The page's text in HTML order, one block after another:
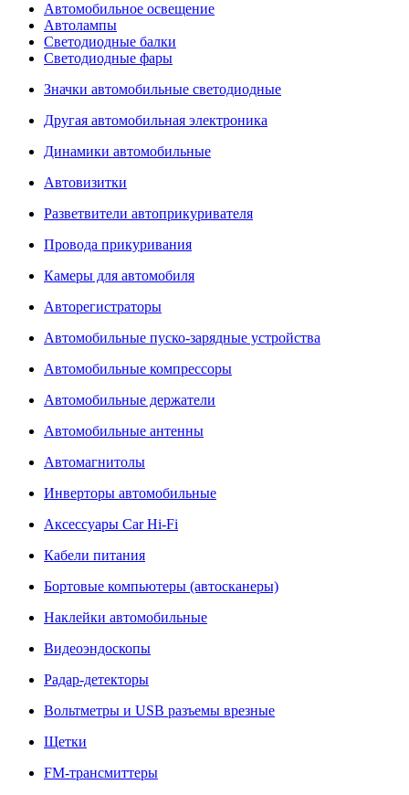
Автомобильное освещение
Автолампы
Светодиодные балки
Светодиодные фары
Значки автомобильные светодиодные
Другая автомобильная электроника
Динамики автомобильные
Автовизитки
Разветвители автоприкуривателя
Провода прикуривания
Камеры для автомобиля
Авторегистраторы
Автомобильные пуско-зарядные устройства
Автомобильные компрессоры
Автомобильные держатели
Автомобильные антенны
Автомагнитолы
Инверторы автомобильные
Аксессуары Car Hi-Fi
Кабели питания
Бортовые компьютеры (автосканеры)
Наклейки автомобильные
Видеоэндоскопы
Радар-детекторы
Вольтметры и USB разъемы врезные
Щетки
FM-трансмиттеры